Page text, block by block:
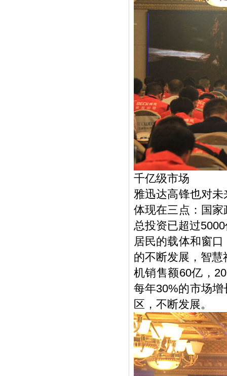
千亿级市场
雅迅达高锋也对
体现在三点：国
总投资已超过
居民的载体和窗
的不断发展，智
机销售额60亿，
每年30%的市场
区，不断发展。